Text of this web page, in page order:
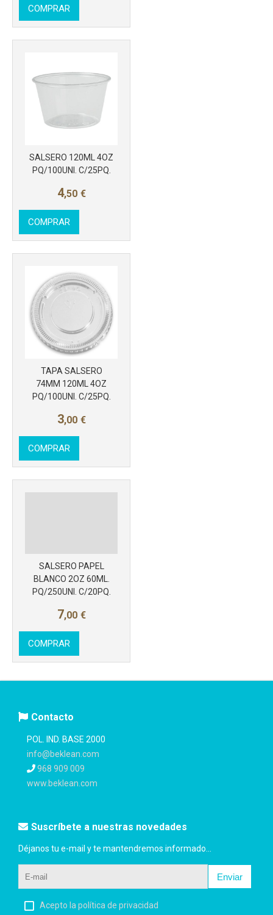
COMPRAR
SALSERO 120ML 4OZ
PQ/100UNI. C/25PQ.
4,50 €
COMPRAR
TAPA SALSERO
74MM 120ML 4OZ
PQ/100UNI. C/25PQ.
3,00 €
COMPRAR
SALSERO PAPEL
BLANCO 2OZ 60ML.
PQ/250UNI. C/20PQ.
7,00 €
COMPRAR
Contacto
POL. IND. BASE 2000
info@beklean.com
968 909 009
www.beklean.com
Suscríbete a nuestras novedades
Déjanos tu e-mail y te mantendremos informado...
Enviar
Acepto la política de privacidad